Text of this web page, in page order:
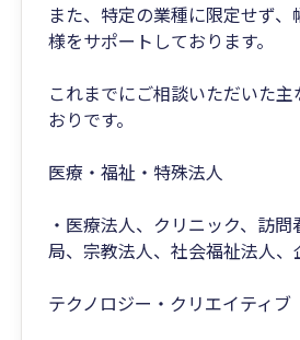
また、特定の業種に限定せず
様をサポートしております。
これまでにご相談いただいた
おりです。
医療・福祉・特殊法人
・医療法人、クリニック、訪
局、宗教法人、社会福祉法人
テクノロジー・クリエイティブ